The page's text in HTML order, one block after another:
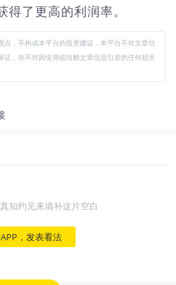
了更高的利润率。
，不构成本平台的投资建议，本平台不对文章信
，亦不对因使用或信赖文章信息引发的任何损失
知灼见来填补这片空白
，发表看法